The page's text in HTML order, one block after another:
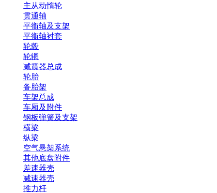
主从动惰轮
贯通轴
平衡轴及支架
平衡轴衬套
轮毂
轮辋
减震器总成
轮胎
备胎架
车架总成
车厢及附件
钢板弹簧及支架
横梁
纵梁
空气悬架系统
其他底盘附件
差速器壳
减速器壳
推力杆